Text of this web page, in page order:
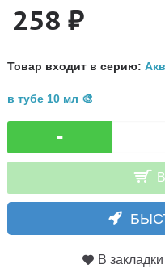
258 ₽
Товар входит в серию:
в тубе 10 мл 🎨
-
В закладки